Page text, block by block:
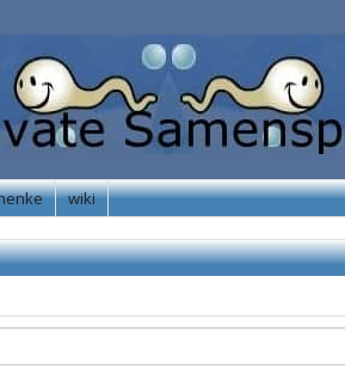
wiki